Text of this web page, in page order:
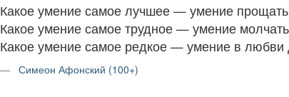
Какое умение самое лучшее — умение
Какое умение самое трудное — умение
Какое умение самое редкое — умение в любви
Симеон Афонский (100+)